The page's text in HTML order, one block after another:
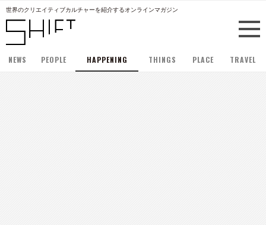
世界のクリエイティブカルチャーを紹介するオンラインマガジン
NEWS PEOPLE HAPPENING THINGS PLACE TRAVEL